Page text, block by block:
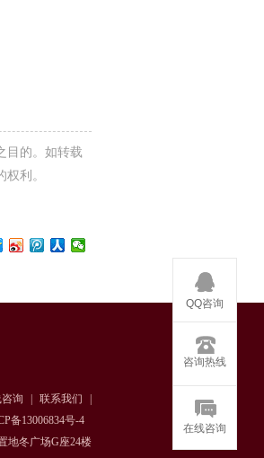
目的。如转载
利。
询 联系我们
备13006834号-4
地冬广场G座24楼
QQ咨询
咨询热线
在线咨询